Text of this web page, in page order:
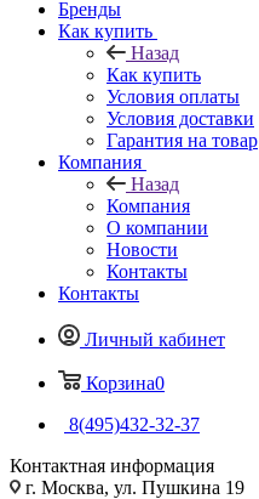
Бренды
Как купить
Назад
Как купить
Условия оплаты
Условия доставки
Гарантия на товар
Компания
Назад
Компания
О компании
Новости
Контакты
Контакты
Личный кабинет
Корзина0
8(495)432-32-37
Контактная информация
г. Москва, ул. Пушкина 19